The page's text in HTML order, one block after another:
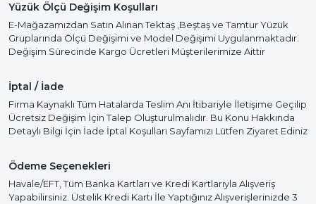
Yüzük Ölçü Değişim Koşulları
E-Mağazamızdan Satın Alınan Tektaş ,Beştaş ve Tamtur Yüzük
Gruplarında Ölçü Değişimi ve Model Değişimi Uygulanmaktadır.
Değişim Sürecinde Kargo Ücretleri Müşterilerimize Aittir
İptal / İade
Firma Kaynaklı Tüm Hatalarda Teslim Anı İtibariyle İletişime Geçilip
Ücretsiz Değişim İçin Talep Oluşturulmalıdır. Bu Konu Hakkında
Detaylı Bilgi İçin İade İptal Koşulları Sayfamızı Lütfen Ziyaret Ediniz
Ödeme Seçenekleri
Havale/EFT, Tüm Banka Kartları ve Kredi Kartlarıyla Alışveriş
Yapabilirsiniz. Üstelik Kredi Kartı İle Yaptığınız Alışverişlerinizde 3